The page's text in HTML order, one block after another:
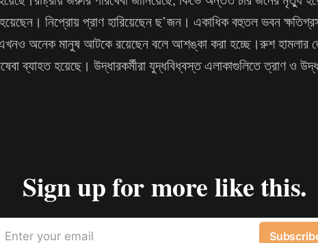
নিপ্রোয় প্রাণ হারিয়েছেন ছ’জন। একাধিক বহুতল ভবন
অনেক মানুষ আটকে রয়েছেন বলে আশঙ্কা করা হচ্ছে।রুশ হামলার
ব্যাহত হয়েছে। উদ্ধারকর্মীরা যুদ্ধবিধ্বস্ত এলাকাগুলিতে ত্রাণ ও
Sign up for more like this.
Enter your email